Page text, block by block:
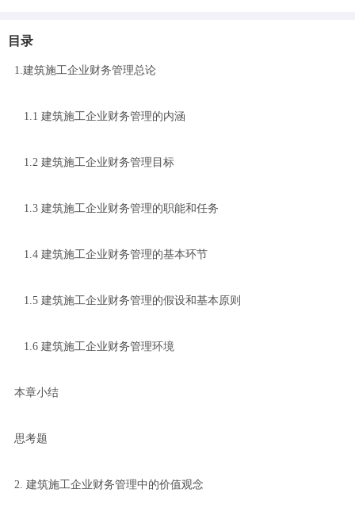
目录
1.建筑施工企业财务管理总论
1.1 建筑施工企业财务管理的内涵
1.2 建筑施工企业财务管理目标
1.3 建筑施工企业财务管理的职能和任务
1.4 建筑施工企业财务管理的基本环节
1.5 建筑施工企业财务管理的假设和基本原则
1.6 建筑施工企业财务管理环境
本章小结
思考题
2. 建筑施工企业财务管理中的价值观念